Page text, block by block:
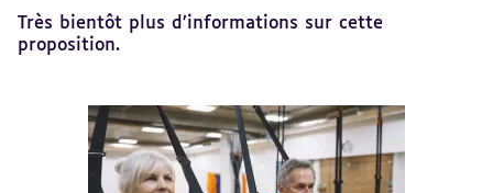
Très bientôt plus d’informations sur cette
proposition.